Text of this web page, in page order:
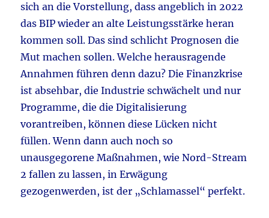
sich an die Vorstellung, dass angeblich in 2022
das BIP wieder an alte Leistungsstärke heran
kommen soll. Das sind schlicht Prognosen die
Mut machen sollen. Welche herausragende
Annahmen führen denn dazu? Die Finanzkrise
ist absehbar, die Industrie schwächelt und nur
Programme, die die Digitalisierung
vorantreiben, können diese Lücken nicht
füllen. Wenn dann auch noch so
unausgegorene Maßnahmen, wie Nord-Stream
2 fallen zu lassen, in Erwägung
gezogenwerden, ist der „Schlamassel“ perfekt.